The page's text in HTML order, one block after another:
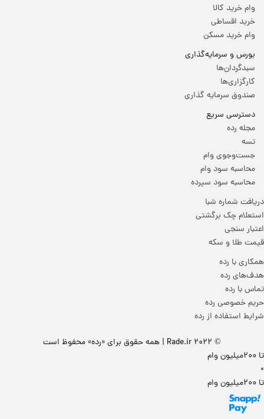
وام خرید کالا
خرید اقساطی
وام خرید مسکن
بورس و سرمایه‌گذاری
سبدگردان‌ها
کارگزاری‌ها
صندوق سرمایه گذاری
دسترسی سریع
مجله رده
تسه
جست‌وجوی وام
محاسبه سود وام
محاسبه سود سپرده
دریافت شماره شبا
استعلام چک برگشتی
اعتبار سنجی
قیمت طلا و سکه
همکاری با رده
هدف‌های رده
تماس‌ با‌ رده
حریم خصوصی رده
شرایط استفاده از رده
© 2022 Rade.ir | همه حقوق برای «رده» محفوظ است
تا 200میلیون وام
×
تا 200میلیون وام